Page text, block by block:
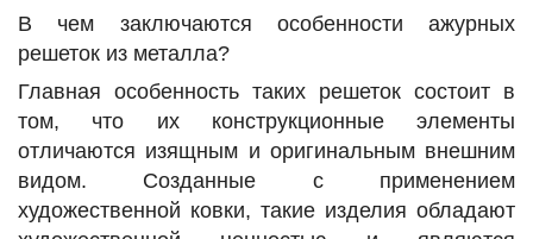
В чем заключаются особенности ажурных
решеток из металла?
Главная особенность таких решеток состоит в
том, что их конструкционные элементы
отличаются изящным и оригинальным внешним
видом. Созданные с применением
художественной ковки, такие изделия обладают